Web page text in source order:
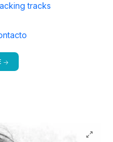
tracks
y más formas de pago.